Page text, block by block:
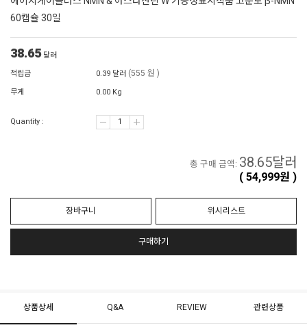
60캡슐 30일
38.65 달러
적립금
0.39 달러 (555 원 )
무게 0.00 Kg
Quantity :
총 구매 금액: 38.65달러
(54,999원 )
장바구니 위시리스트
구매하기
상품상세 Q&A REVIEW 관련상품